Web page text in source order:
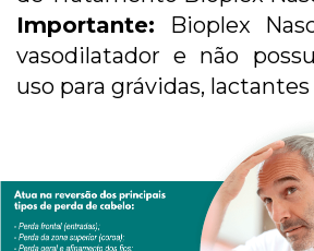
Importante: Bioplex
vasodilatador e não
uso para grávidas,